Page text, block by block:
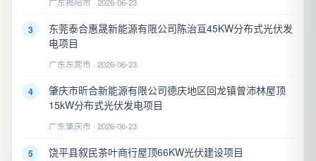
广东揭阳市 · 2026-06-23
3
东莞泰合惠晟新能源有限公司陈治亘45KW分布式光伏发
电项目
广东东莞市 · 2026-06-23
4
肇庆市昕合新能源有限公司德庆地区回龙镇曾沛林屋顶
15kW分布式光伏发电项目
广东肇庆市 · 2026-06-23
5 饶平县叙民茶叶商行屋顶66KW光伏建设项目